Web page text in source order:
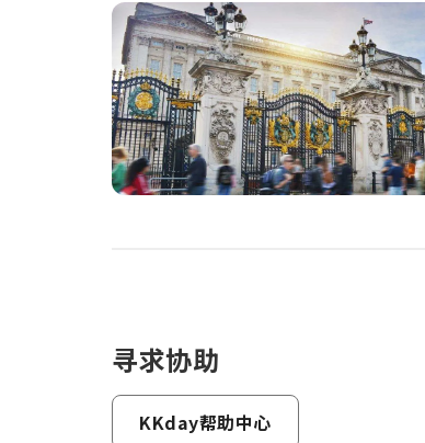
寻求协助
KKday帮助中心